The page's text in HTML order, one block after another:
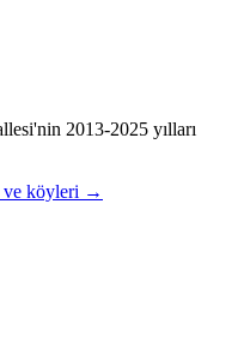
2013-2025 yılları
ve köyleri →